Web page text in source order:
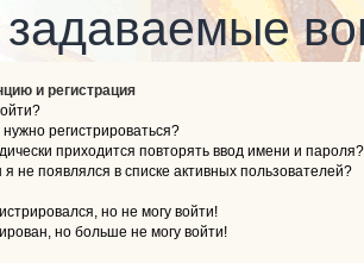
задаваемые
и регистрация
регистрироваться?
приходится повторять ввод имени и пароля?
я не появлялся в списке активных пользователей?
но не могу войти!
но больше не могу войти!